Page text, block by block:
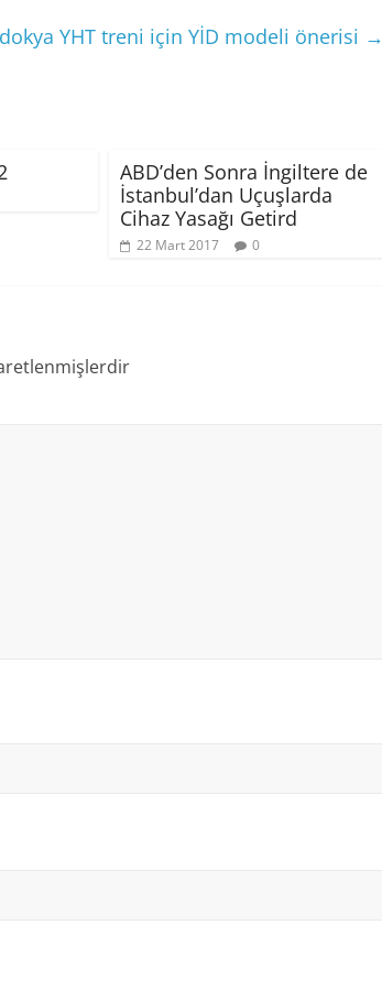
YHT treni için YİD modeli önerisi →
ABD’den Sonra İngiltere de
İstanbul’dan Uçuşlarda
Cihaz Yasağı Getird
22 Mart 2017 0